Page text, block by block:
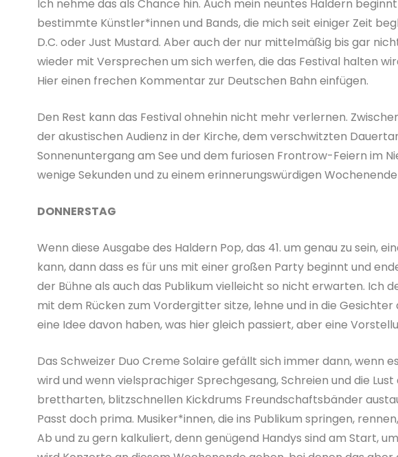
Ich nehme das als Chance hin. Auch mein neuntes Haldern
bestimmte Künstler*innen und Bands, die mich seit einiger Zeit
D.C. oder Just Mustard. Aber auch der nur mittelmäßig bis gar
wieder mit Versprechen um sich werfen, die das Festival halten
Hier einen frechen Kommentar zur Deutschen Bahn einfügen.
Den Rest kann das Festival ohnehin nicht mehr verlernen.
der akustischen Audienz in der Kirche, dem verschwitzten
Sonnenuntergang am See und dem furiosen Frontrow-Feiern im
wenige Sekunden und zu einem erinnerungswürdigen
DONNERSTAG
Wenn diese Ausgabe des Haldern Pop, das 41. um genau zu sein,
kann, dann dass es für uns mit einer großen Party beginnt und
der Bühne als auch das Publikum vielleicht so nicht erwarten. Ich
mit dem Rücken zum Vordergitter sitze, lehne und in die Gesichter
eine Idee davon haben, was hier gleich passiert, aber eine
Das Schweizer Duo Creme Solaire gefällt sich immer dann, wenn
wird und wenn vielsprachiger Sprechgesang, Schreien und die
brettharten, blitzschnellen Kickdrums Freundschaftsbänder
Passt doch prima. Musiker*innen, die ins Publikum springen,
Ab und zu gern kalkuliert, denn genügend Handys sind am Start,